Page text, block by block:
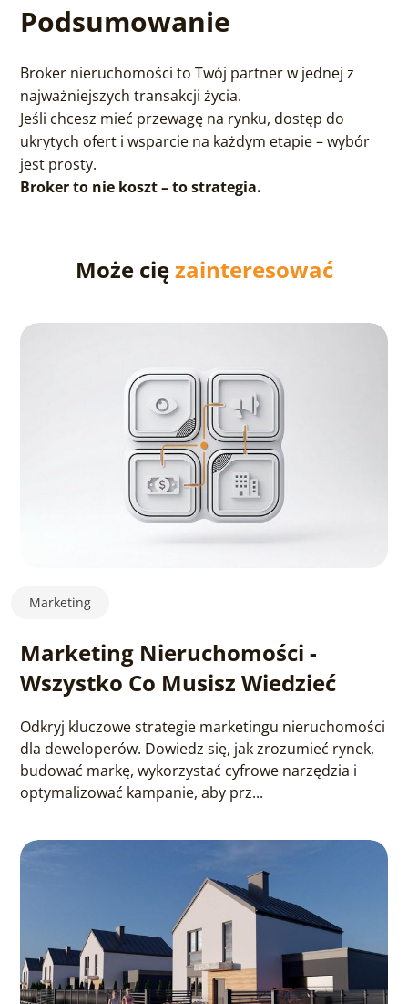
Podsumowanie
Broker nieruchomości to Twój partner w jednej z
najważniejszych transakcji życia.
Jeśli chcesz mieć przewagę na rynku, dostęp do
ukrytych ofert i wsparcie na każdym etapie – wybór
jest prosty.
Broker to nie koszt – to strategia.
Może cięzainteresować
Marketing
Marketing Nieruchomości -
Wszystko Co Musisz Wiedzieć
Odkryj kluczowe strategie marketingu nieruchomości
dla deweloperów. Dowiedz się, jak zrozumieć rynek,
budować markę, wykorzystać cyfrowe narzędzia i
optymalizować kampanie, aby prz...